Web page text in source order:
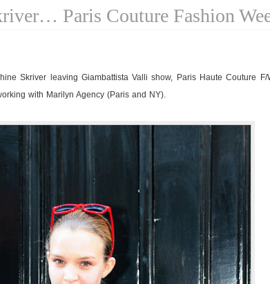
Paris Couture Fashion
Skriver leaving Giambattista Valli show, Paris Haute Couture F/
with Marilyn Agency (Paris and NY).